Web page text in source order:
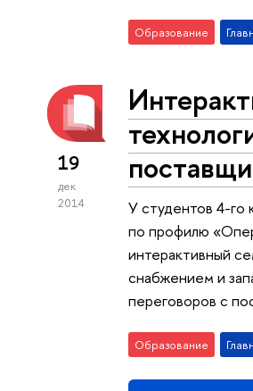
Образование
19
дек
2014
У студентов 4-
по профилю
интерактивный
снабжением и
переговоров с
Образование